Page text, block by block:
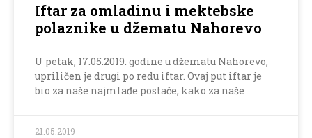
Iftar za omladinu i mektebske
polaznike u džematu Nahorevo
U petak, 17.05.2019. godine u džematu Nahorevo,
upriličen je drugi po redu iftar. Ovaj put iftar je
bio za naše najmlađe postače, kako za naše
21.05.2019